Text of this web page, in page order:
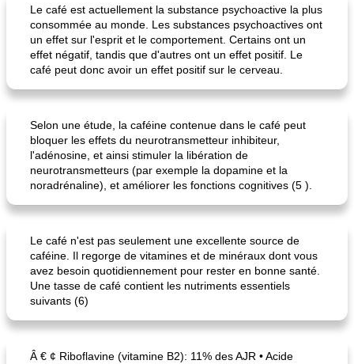
Le café est actuellement la substance psychoactive la plus
consommée au monde. Les substances psychoactives ont
un effet sur l'esprit et le comportement. Certains ont un
effet négatif, tandis que d'autres ont un effet positif. Le
café peut donc avoir un effet positif sur le cerveau.
Selon une étude, la caféine contenue dans le café peut
bloquer les effets du neurotransmetteur inhibiteur,
l'adénosine, et ainsi stimuler la libération de
neurotransmetteurs (par exemple la dopamine et la
noradrénaline), et améliorer les fonctions cognitives (5 ).
Le café n'est pas seulement une excellente source de
caféine. Il regorge de vitamines et de minéraux dont vous
avez besoin quotidiennement pour rester en bonne santé.
Une tasse de café contient les nutriments essentiels
suivants (6)
Â € ¢ Riboflavine (vitamine B2): 11% des AJR • Acide